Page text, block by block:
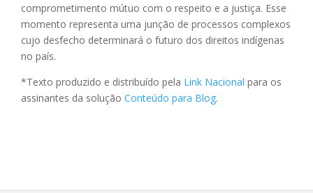
comprometimento mútuo com o respeito e a justiça. Esse
momento representa uma junção de processos complexos
cujo desfecho determinará o futuro dos direitos indígenas
no país.
*Texto produzido e distribuído pela Link Nacional para os
assinantes da solução Conteúdo para Blog.